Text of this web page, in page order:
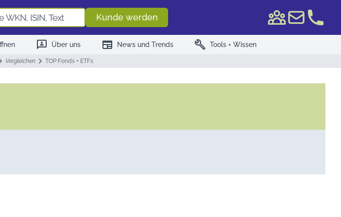
WKN/ISIN
Kunde werden
3p Über uns newspaper News und Trends build Tools + Wissen
Vergleichen TOP Fonds + ETFs